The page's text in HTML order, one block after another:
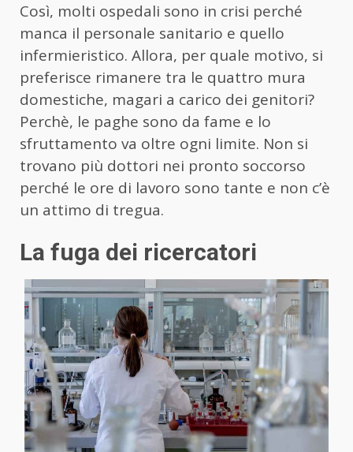
Così, molti ospedali sono in crisi perché
manca il personale sanitario e quello
infermieristico. Allora, per quale motivo, si
preferisce rimanere tra le quattro mura
domestiche, magari a carico dei genitori?
Perchè, le paghe sono da fame e lo
sfruttamento va oltre ogni limite. Non si
trovano più dottori nei pronto soccorso
perché le ore di lavoro sono tante e non c’è
un attimo di tregua.
La fuga dei ricercatori